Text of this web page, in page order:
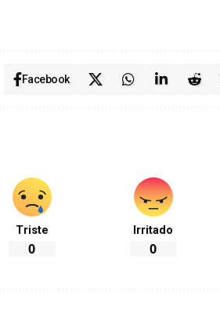
Facebook
Triste
0
Irritado
0